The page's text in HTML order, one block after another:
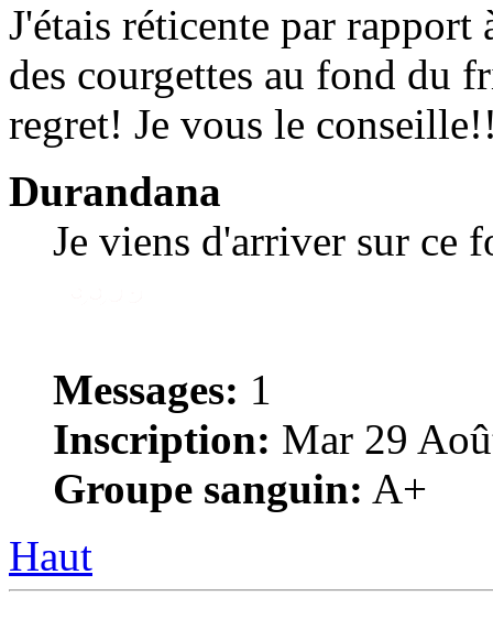
J'étais réticente par rapport
des courgettes au fond du
regret! Je vous le
Durandana
Je viens d'arriver sur ce
Messages: 1
Inscription: Mar 29
Groupe sanguin: A+
Haut